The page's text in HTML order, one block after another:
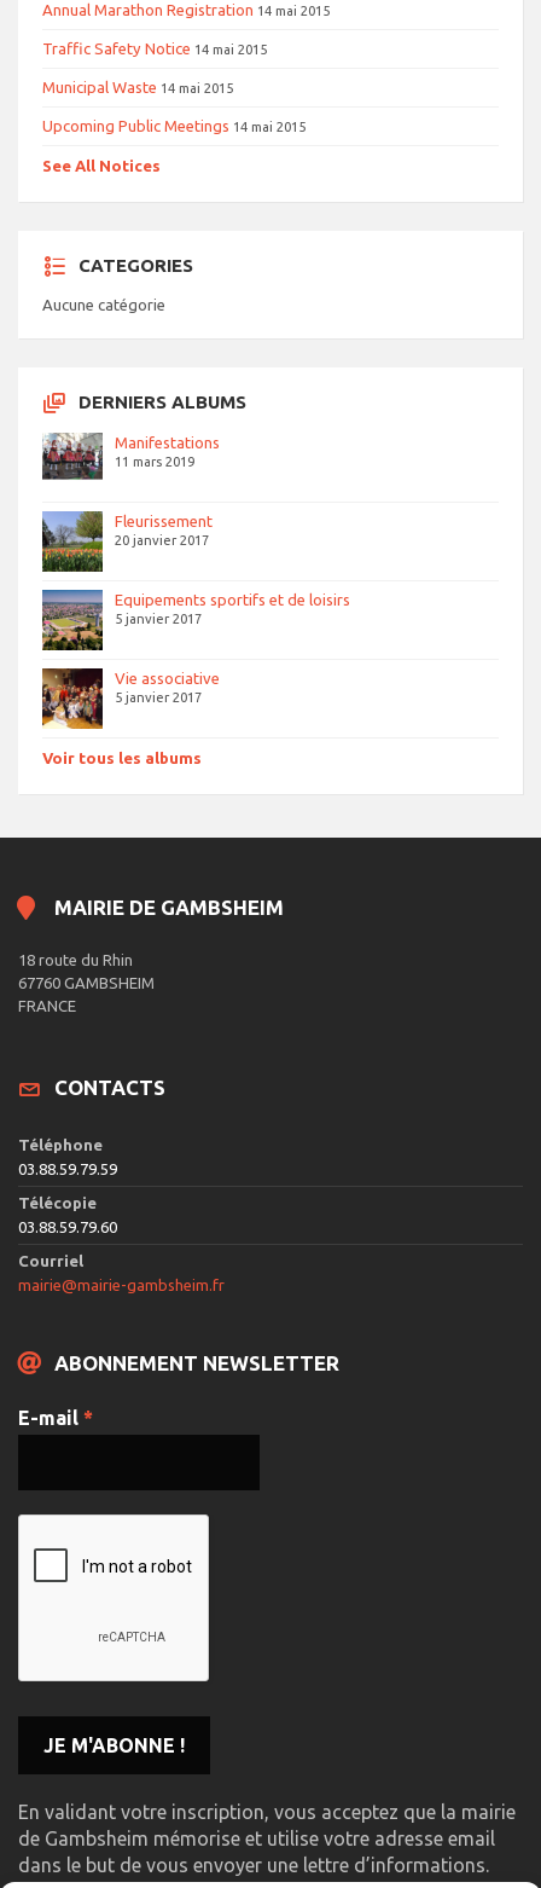
Annual Marathon Registration 14 mai 2015
Traffic Safety Notice 14 mai 2015
Municipal Waste 14 mai 2015
Upcoming Public Meetings 14 mai 2015
See All Notices
CATEGORIES
Aucune catégorie
DERNIERS ALBUMS
Manifestations
11 mars 2019
Fleurissement
20 janvier 2017
Equipements sportifs et de loisirs
5 janvier 2017
Vie associative
5 janvier 2017
Voir tous les albums
MAIRIE DE GAMBSHEIM
18 route du Rhin
67760 GAMBSHEIM
FRANCE
CONTACTS
Téléphone
03.88.59.79.59
Télécopie
03.88.59.79.60
Courriel
mairie@mairie-gambsheim.fr
ABONNEMENT NEWSLETTER
E-mail *
En validant votre inscription, vous acceptez que la mairie
de Gambsheim mémorise et utilise votre adresse email
dans le but de vous envoyer une lettre d’informations.